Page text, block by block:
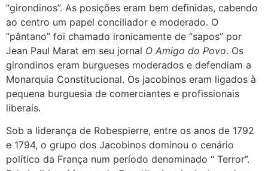
“girondinos”. As posições eram bem definidas, cabendo
ao centro um papel conciliador e moderado. O
“pântano” foi chamado ironicamente de “sapos” por
Jean Paul Marat em seu jornal O Amigo do Povo. Os
girondinos eram burgueses moderados e defendiam a
Monarquia Constitucional. Os jacobinos eram ligados à
pequena burguesia de comerciantes e profissionais
liberais.
Sob a liderança de Robespierre, entre os anos de 1792
e 1794, o grupo dos Jacobinos dominou o cenário
político da França num período denominado “ Terror”.